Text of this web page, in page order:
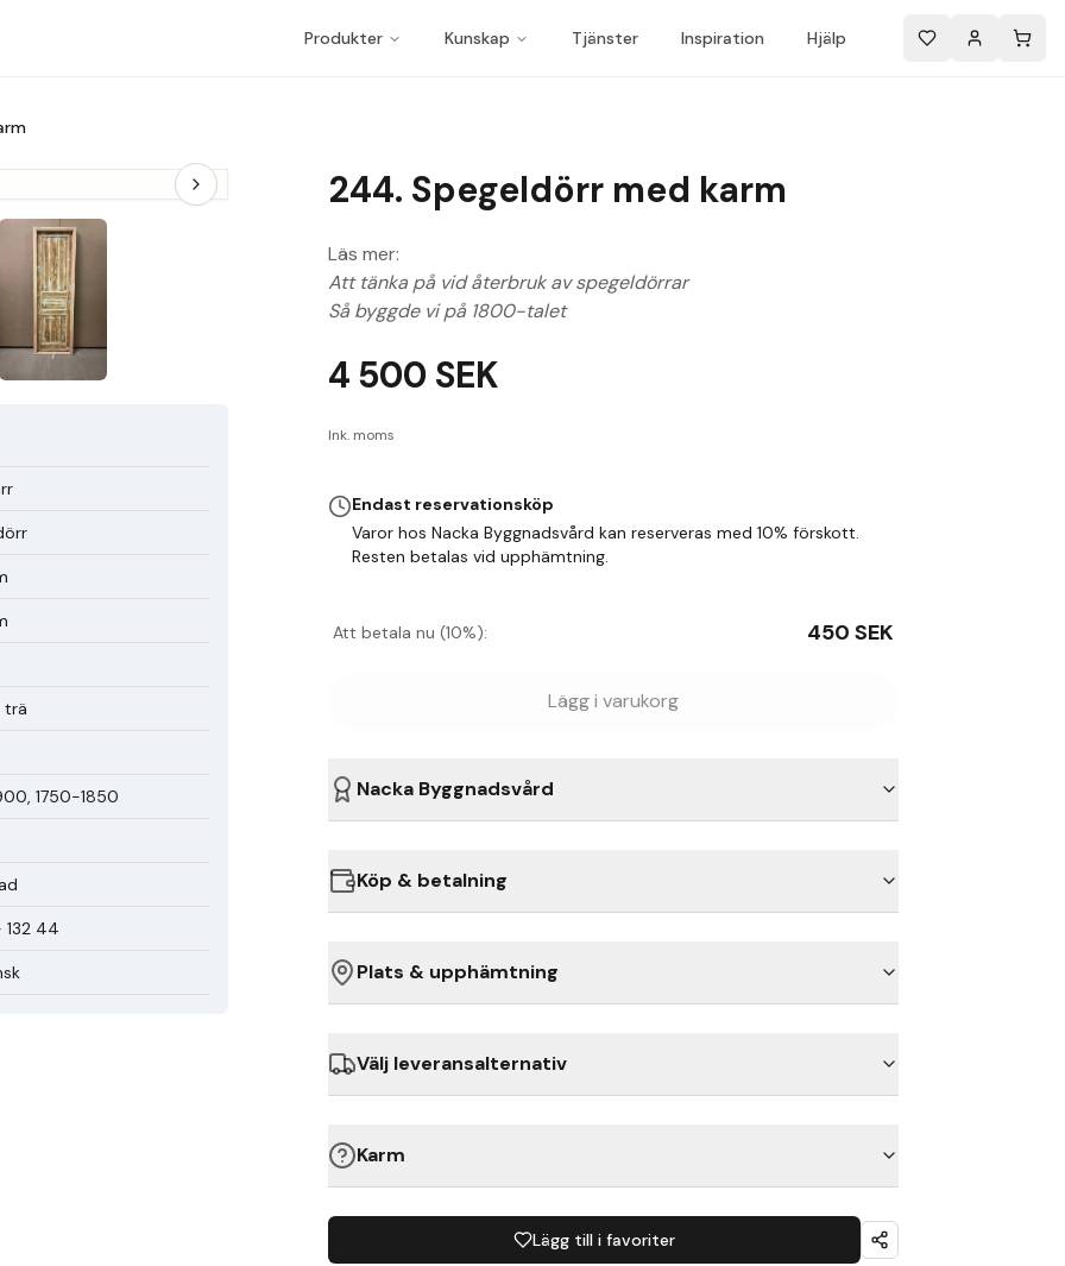
Produkter Kunskap Tjänster Inspiration Hjälp
trä
1750-1850
132 44
244. Spegeldörr med karm
Läs mer:
Att tänka på vid återbruk av spegeldörrar
Så byggde vi på 1800-talet
4 500 SEK
Ink. moms
Endast reservationsköp
Varor hos Nacka Byggnadsvård kan reserveras med 10% förskott.
Resten betalas vid upphämtning.
Att betala nu (10%): 450 SEK
Lägg i varukorg
Nacka Byggnadsvård
Köp & betalning
Plats & upphämtning
Välj leveransalternativ
Karm
Lägg till i favoriter